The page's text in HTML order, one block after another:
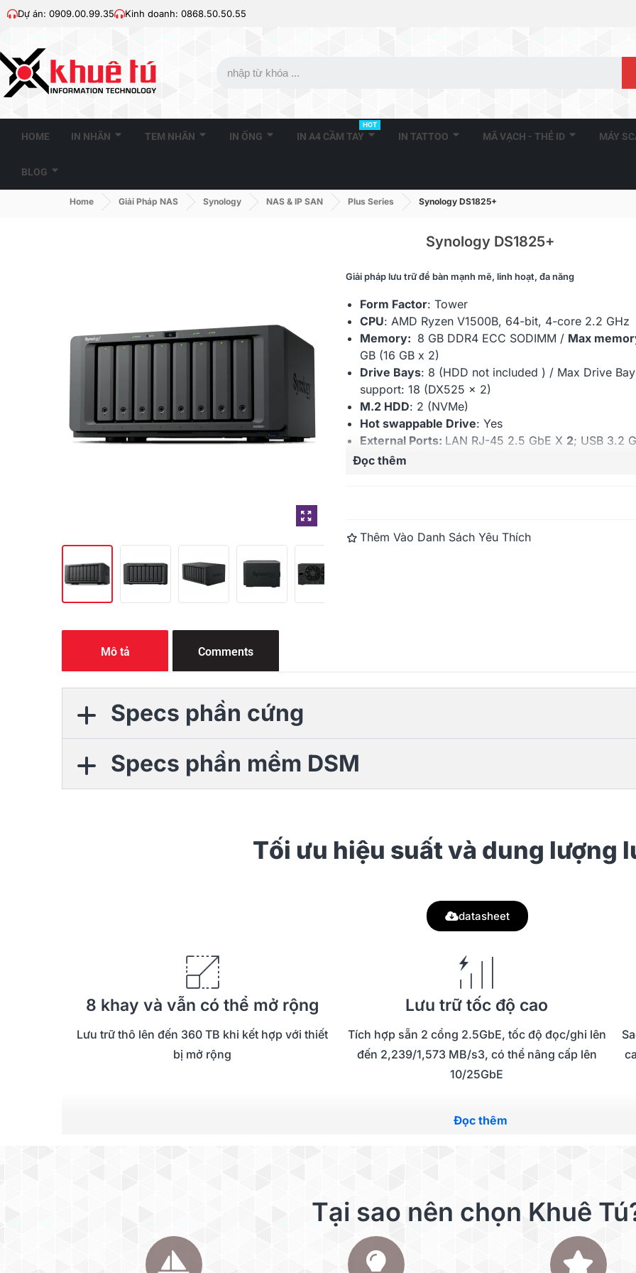
Dự án: 0909.00.99.35 Kinh doanh: 0868.50.50.55
HOME IN NHÃN TEM NHÃN IN ỐNG IN A4 CẦM TAY
HOT
IN TATTOO MÃ VẠCH - THẺ ID MÁY
BLOG
Home Giải Pháp NAS Synology NAS & IP SAN Plus Series Synology DS1825+
Synology DS1825+
Giải pháp lưu trữ để bàn mạnh mẽ, linh hoạt, đa năng
Form Factor: Tower
CPU: AMD Ryzen V1500B, 64-bit, 4-core 2.2 GHz
Memory: 8 GB DDR4 ECC SODIMM / Max
GB (16 GB x 2)
Drive Bays: 8 (HDD not included ) / Max Drive
support: 18 (DX525 x 2)
M.2 HDD: 2 (NVMe)
Hot swappable Drive: Yes
External Ports: LAN RJ-45 2.5 GbE X 2; USB 3.2
Port X3;
Đọc thêm
Thêm Vào Danh Sách Yêu Thích
DS1621+
Mô tả Comments
Specs phần cứng
Specs phần mềm DSM
Tối ưu hiệu suất và dung lượng
datasheet
8 khay và vẫn có thể mở rộng
Lưu trữ thô lên đến 360 TB khi kết hợp với thiết
bị mở rộng
Lưu trữ tốc độ cao
Tích hợp sẵn 2 cổng 2.5GbE, tốc độ đọc/ghi lên
đến 2,239/1,573 MB/s3, có thể nâng cấp lên
10/25GbE
Đọc thêm
Tại sao nên chọn Khuê